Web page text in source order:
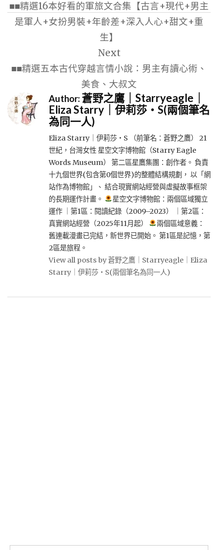
導
覽
■■精選16本好看的軍旅文合集【古言+現代+男主
是軍人+女扮男裝+年齡差+深入人心+甜文+重
生】
Next
■■精選五本古代穿越言情小說：男主有讀心術、
美食、大叔文
Author:蒼野之鷹｜Starryeagle｜
Eliza Starry｜伊莉莎・S(兩個筆名
為同一人)
Eliza Starry｜伊莉莎・S （前筆名：蒼野之鷹） 21
世紀，台灣女性 星空文字博物館（Starry Eagle
Words Museum） 第二區星鷹集團：創作者。 負責
十九個世界(包含第0個世界)的整體結構規劃， 以「網
站作為博物館」、 結合現實網站經營與虛擬故事框架
的長期運作計畫。
星空文字博物館：兩個區域獨立
運作 ｜第1區：閱讀紀錄（2009–2023） ｜第2區：
真實網站經營（2025年11月起）
兩個區域意義：
舊連載漫畫已完結，新世界已開始。 第1區是記憶，第
2區是旅程。
View all posts by 蒼野之鷹｜Starryeagle｜Eliza
Starry｜伊莉莎・S(兩個筆名為同一人)